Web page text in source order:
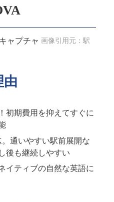
画像引用元：駅
由
初期費用を抑えてすぐに
通いやすい駅前展開な
後も継続しやすい
イティブの自然な英語に